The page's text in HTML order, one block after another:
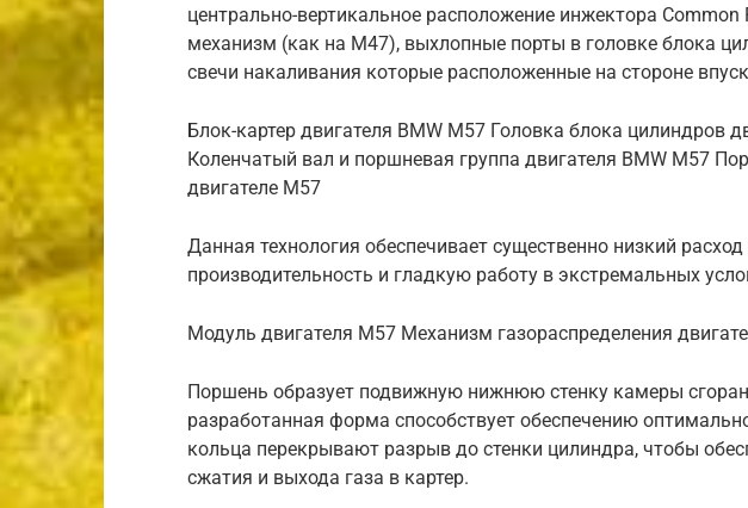
центрально-вертикальное расположение инжектора Common
механизм (как на M47), выхлопные порты в головке блока
свечи накаливания которые расположенные на стороне
Блок-картер двигателя BMW M57 Головка блока цилиндров
Коленчатый вал и поршневая группа двигателя BMW M57
двигателе M57
Данная технология обеспечивает существенно низкий
производительность и гладкую работу в экстремальных
Модуль двигателя M57 Механизм газораспределения
Поршень образует подвижную нижнюю стенку камеры
разработанная форма способствует обеспечению
кольца перекрывают разрыв до стенки цилиндра, чтобы
сжатия и выхода газа в картер.